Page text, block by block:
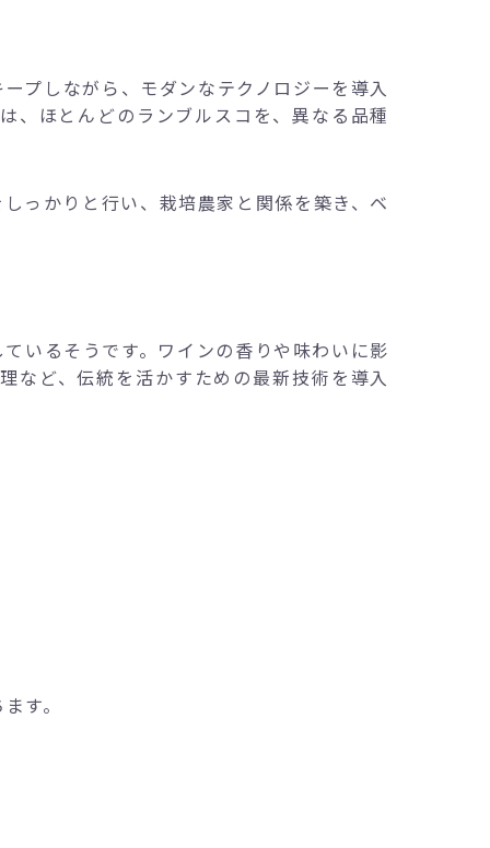
プしながら、モダンなテクノロジーを導入
、ほとんどのランブルスコを、異なる品種
っかりと行い、栽培農家と関係を築き、ベ
いるそうです。ワインの香りや味わいに影
など、伝統を活かすための最新技術を導入
す。